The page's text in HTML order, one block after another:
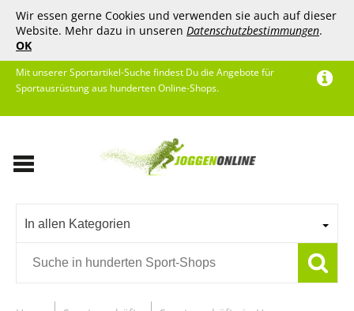
Wir essen gerne Cookies und verwenden sie auch auf dieser
Website. Mehr dazu in unseren Datenschutzbestimmungen.
OK
Mit unserer Sportartikel-Suche findest Du die Angebote für
Sportausrüstung aus hunderten Online-Shops.
In allen Kategorien